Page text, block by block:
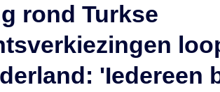
rond Turkse
'Iedereen